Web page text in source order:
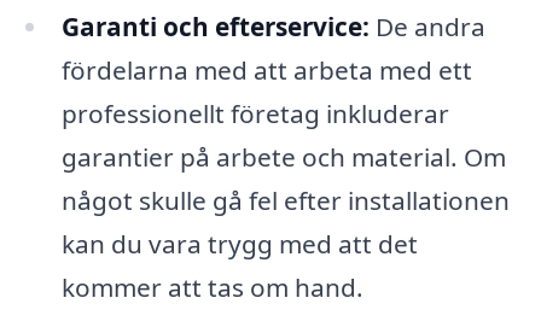
Garanti och efterservice: De andra
fördelarna med att arbeta med ett
professionellt företag inkluderar
garantier på arbete och material. Om
något skulle gå fel efter installationen
kan du vara trygg med att det
kommer att tas om hand.